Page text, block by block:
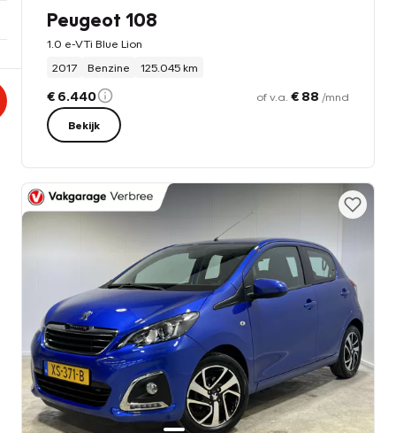
Peugeot 108
1.0 e-VTi Blue Lion
2017
Benzine 125.045 km
€ 6.440 of v.a. € 88 /mnd
Bekijk